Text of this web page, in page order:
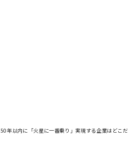
最新号の購入はこちらから
50年以内に「火星に一番乗り」実現する企業はどこだ？